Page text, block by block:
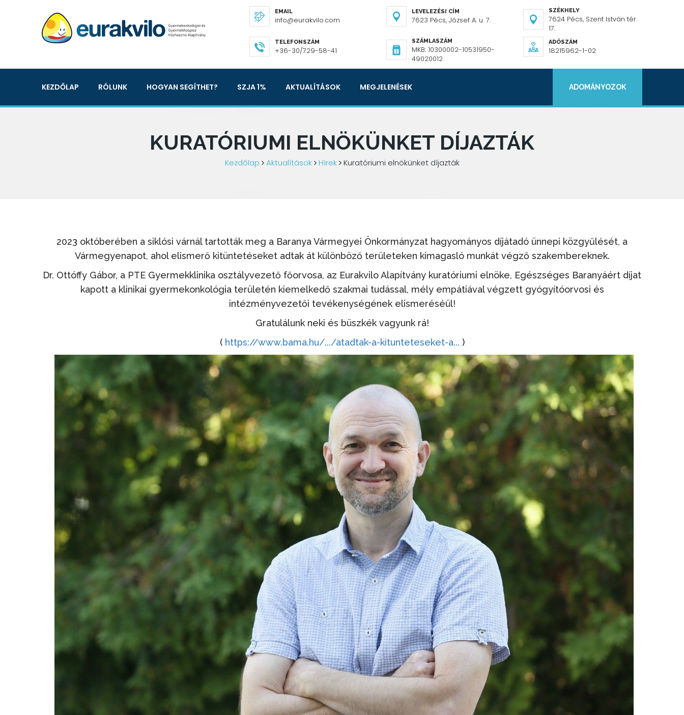
EMAIL
info@eurakvilo.com
LEVELEZÉSI CÍM
7623 Pécs, József A. u. 7.
SZÉKHELY
7624 Pécs, Szent István tér
17.
TELEFONSZÁM
+36-30/729-58-41
SZÁMLASZÁM
MKB: 10300002-10531950-
49020012
ADÓSZÁM
18215962-1-02
KEZDŐLAP RÓLUNK HOGYAN SEGÍTHET? SZJA 1% AKTUALÍTÁSOK MEGJELENÉSEK ADOMÁNYOZOK
KURATÓRIUMI ELNÖKÜNKET DÍJAZTÁK
Kezdőlap Aktualítások Hírek Kuratóriumi elnökünket díjazták
2023 októberében a siklósi várnál tartották meg a Baranya Vármegyei Önkormányzat hagyományos díjátadó ünnepi közgyűlését, a
Vármegyenapot, ahol elismerő kitüntetéseket adtak át különböző területeken kimagasló munkát végző szakembereknek.
Dr. Ottóffy Gábor, a PTE Gyermekklinika osztályvezető főorvosa, az Eurakvilo Alapítvány kuratóriumi elnöke, Egészséges Baranyáért díjat
kapott a klinikai gyermekonkológia területén kiemelkedő szakmai tudással, mély empátiával végzett gyógyítóorvosi és
intézményvezetői tevékenységének elismeréséül!
Gratulálunk neki és büszkék vagyunk rá!
( https://www.bama.hu/.../atadtak-a-kitunteteseket-a... )